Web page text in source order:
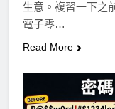
生意。複習一下之
電子零…
Read More